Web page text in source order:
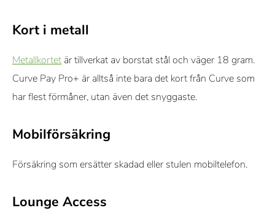
Kort i metall
Metallkortet är tillverkat av borstat stål och väger 18 gram.
Curve Pay Pro+ är alltså inte bara det kort från Curve som
har flest förmåner, utan även det snyggaste.
Mobilförsäkring
Försäkring som ersätter skadad eller stulen mobiltelefon.
Lounge Access